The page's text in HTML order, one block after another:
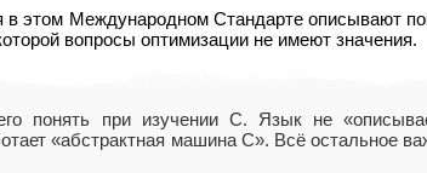
в этом Международном Стандарте описывают
вопросы оптимизации не имеют значения.
понять при изучении C. Язык не
«абстрактная машина C». Всё остальное